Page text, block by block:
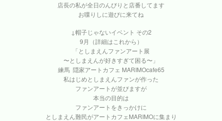
店長の私が全日のんびりと店番してます
お喋りしに遊びに来てね
↓帽子じゃないイベント その2
9月（詳細はこれから）
「としまえんファンアート展
〜としまえんが好きすぎて困る〜」
練馬 隠家アートカフェ MARIMOcafe65
私はじめとしまえんファンが作った
ファンアートが並びますが
本当の目的は
ファンアートをきっかけに
としまえん難民がアートカフェMARIMOに集まり